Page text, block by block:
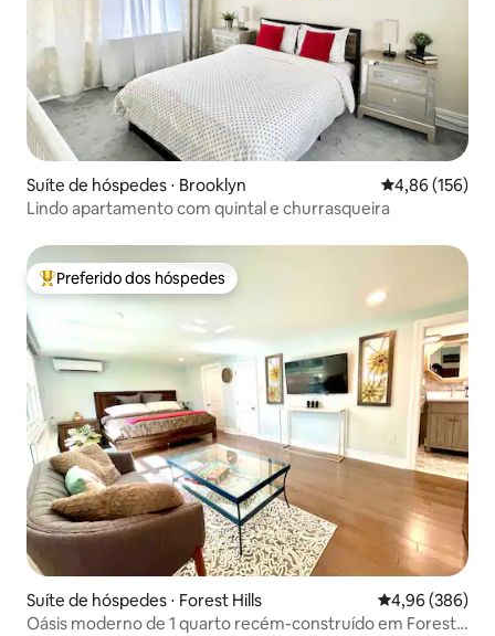
Suíte de hóspedes ⋅ Brooklyn 4,86 de uma
4,86 (156)
Lindo apartamento com quintal e churrasqueira
Entre os melhores preferidos dos hóspedes
Preferido dos hóspedes
Suíte de hóspedes ⋅ Forest Hills 4,96 de uma
4,96 (386)
Oásis moderno de 1 quarto recém-construído em Forest